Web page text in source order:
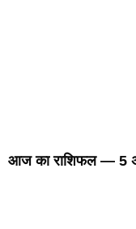
आज का राशिफल — 5